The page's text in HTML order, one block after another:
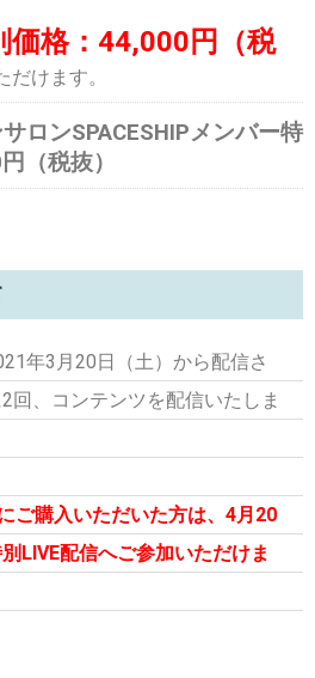
価格：44,000円（税
だけます。
ロンSPACESHIPメンバー特
（税抜）
年3月20日（土）から配信さ
回、コンテンツを配信いたしま
ご購入いただいた方は、4月20
LIVE配信へご参加いただけま